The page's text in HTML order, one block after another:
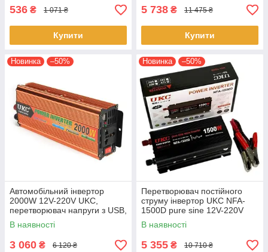
536 ₴ 1 071 ₴
Купити
5 738 ₴ 11 475 ₴
Купити
Новинка –50%
Автомобільний інвертор
2000W 12V-220V UKC,
перетворювач напруги з USB,
потужний автоперетворювач
для техніки
В наявності
3 060 ₴ 6 120 ₴
Новинка –50%
Перетворювач постійного
струму інвертор UKC NFA-
1500D pure sine 12V-220V
Чистий синус із захистом від
навантаження Чорний
В наявності
5 355 ₴ 10 710 ₴